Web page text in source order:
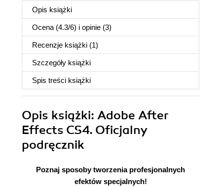
Opis książki
Ocena (4.3/6) i opinie (3)
Recenzje książki (1)
Szczegóły książki
Spis treści książki
Opis książki: Adobe After
Effects CS4. Oficjalny
podręcznik
Poznaj sposoby tworzenia profesjonalnych
efektów specjalnych!